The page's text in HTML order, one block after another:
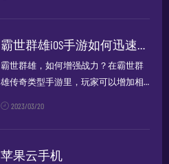
大家在游戏里都能极品爆爆爆！30-40
级...
霸世群雄iOS手游如何迅速上升战力攻略
霸世群雄，如何增强战力？在霸世群
雄传奇类型手游里，玩家可以增加相
增强技能呢？让我们来看一下。迅速
2023/03/20
苹果云手机